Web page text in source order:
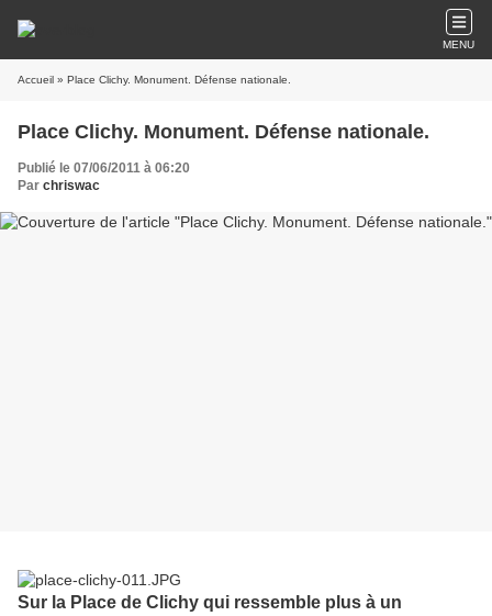
MENU
Accueil » Place Clichy. Monument. Défense nationale.
Place Clichy. Monument. Défense nationale.
Publié le 07/06/2011 à 06:20
Par chriswac
Sur la Place de Clichy qui ressemble plus à un